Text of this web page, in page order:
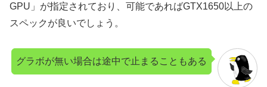
GPU」が指定されており、可能であればGTX1650以上の
スペックが良いでしょう。
グラボが無い場合は途中で止まることもある